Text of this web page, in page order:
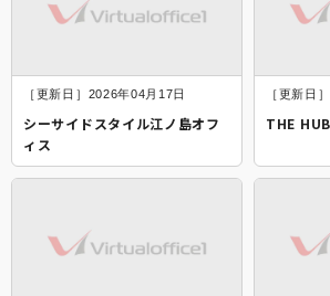
［更新日］2026年04月17日
シーサイドスタイル江ノ島オフ
ィス
［更新日
THE